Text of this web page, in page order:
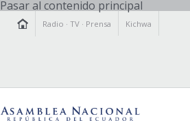
Pasar al contenido principal
Radio ·TV · Prensa Kichwa